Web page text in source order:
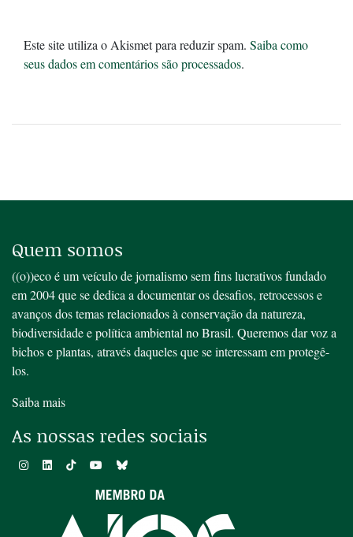
Este site utiliza o Akismet para reduzir spam. Saiba como
seus dados em comentários são processados.
Quem somos
((o))eco é um veículo de jornalismo sem fins lucrativos fundado
em 2004 que se dedica a documentar os desafios, retrocessos e
avanços dos temas relacionados à conservação da natureza,
biodiversidade e política ambiental no Brasil. Queremos dar voz a
bichos e plantas, através daqueles que se interessam em protegê-
los.
Saiba mais
As nossas redes sociais